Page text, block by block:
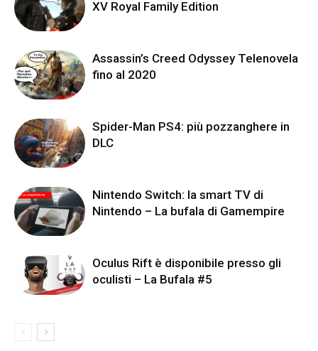
XV Royal Family Edition
Assassin’s Creed Odyssey Telenovela
fino al 2020
Spider-Man PS4: più pozzanghere in
DLC
Nintendo Switch: la smart TV di
Nintendo – La bufala di Gamempire
Oculus Rift è disponibile presso gli
oculisti – La Bufala #5